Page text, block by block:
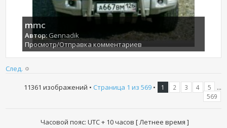
mmc
Автор:Gennadik
Просмотр/Отправка комментариев
След.
11361 изображений • Страница 1 из 569• 1 2 3 4 5 ...
569
Часовой пояс: UTC + 10 часов [ Летнее время ]